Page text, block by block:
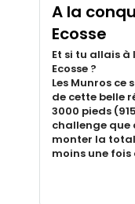
A la
Ecosse
Et si tu allais à
Ecosse ?
Les Munros
de cette belle
3000 pieds
challenge que
monter la
moins une fois